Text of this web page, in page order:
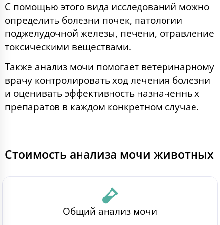
С помощью этого вида исследований можно
определить болезни почек, патологии
поджелудочной железы, печени, отравление
токсическими веществами.
Также анализ мочи помогает ветеринарному
врачу контролировать ход лечения болезни
и оценивать эффективность назначенных
препаратов в каждом конкретном случае.
Стоимость анализа мочи​ животных
Общий анализ мочи